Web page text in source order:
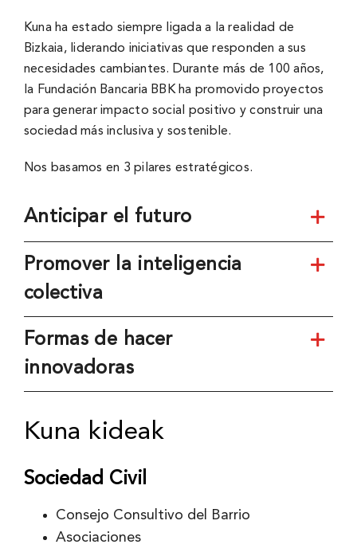
Kuna ha estado siempre ligada a la realidad de
Bizkaia, liderando iniciativas que responden a sus
necesidades cambiantes. Durante más de 100 años,
la Fundación Bancaria BBK ha promovido proyectos
para generar impacto social positivo y construir una
sociedad más inclusiva y sostenible.
Nos basamos en 3 pilares estratégicos.
Anticipar el futuro
Promover la inteligencia
colectiva
Formas de hacer
innovadoras
Kuna kideak
Sociedad Civil
Consejo Consultivo del Barrio
Asociaciones